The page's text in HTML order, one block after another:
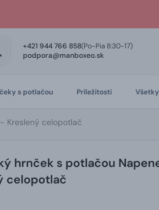
+421 944 766 858(Po-Pia 8:30-17)
podpora@manboxeo.sk
s potlačou Príležitosti
Kreslený celopotlač
hrnček s potlačou
celopotlač